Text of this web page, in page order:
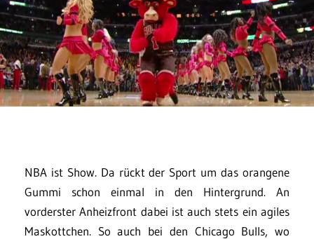
NBA ist Show. Da rückt der Sport um das orangene
Gummi schon einmal in den Hintergrund. An
vorderster Anheizfront dabei ist auch stets ein agiles
Maskottchen. So auch bei den Chicago Bulls, wo